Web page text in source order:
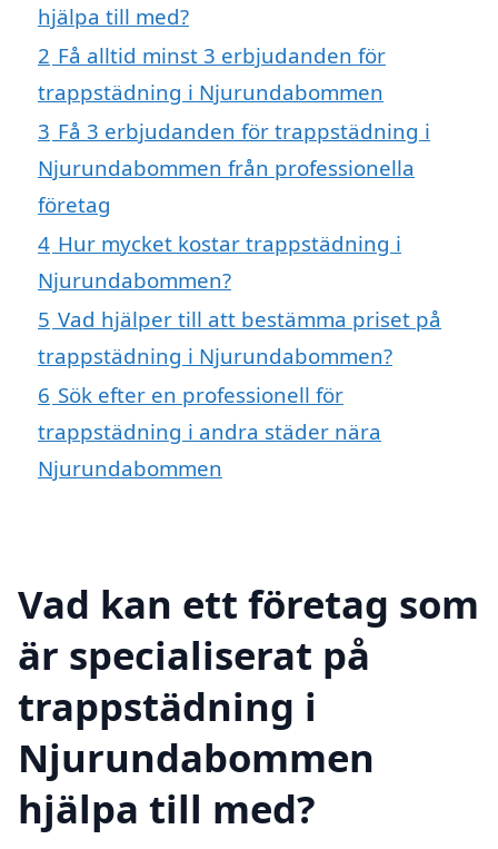
hjälpa till med?
2 Få alltid minst 3 erbjudanden för
trappstädning i Njurundabommen
3 Få 3 erbjudanden för trappstädning i
Njurundabommen från professionella
företag
4 Hur mycket kostar trappstädning i
Njurundabommen?
5 Vad hjälper till att bestämma priset på
trappstädning i Njurundabommen?
6 Sök efter en professionell för
trappstädning i andra städer nära
Njurundabommen
Vad kan ett företag som
är specialiserat på
trappstädning i
Njurundabommen
hjälpa till med?